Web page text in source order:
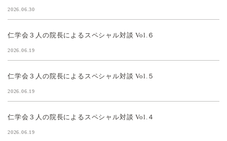
2026.06.30
仁学会３人の院長によるスペシャル対談 Vol.６
2026.06.19
仁学会３人の院長によるスペシャル対談 Vol.５
2026.06.19
仁学会３人の院長によるスペシャル対談 Vol.４
2026.06.19